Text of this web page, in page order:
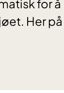
for å
Her